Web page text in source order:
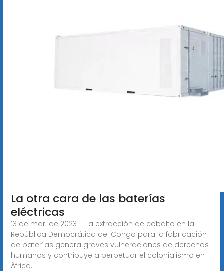
La otra cara de las baterías
eléctricas
13 de mar. de 2023 · La extracción de cobalto en la
República Democrática del Congo para la fabricación
de baterías genera graves vulneraciones de derechos
humanos y contribuye a perpetuar el colonialismo en
África.